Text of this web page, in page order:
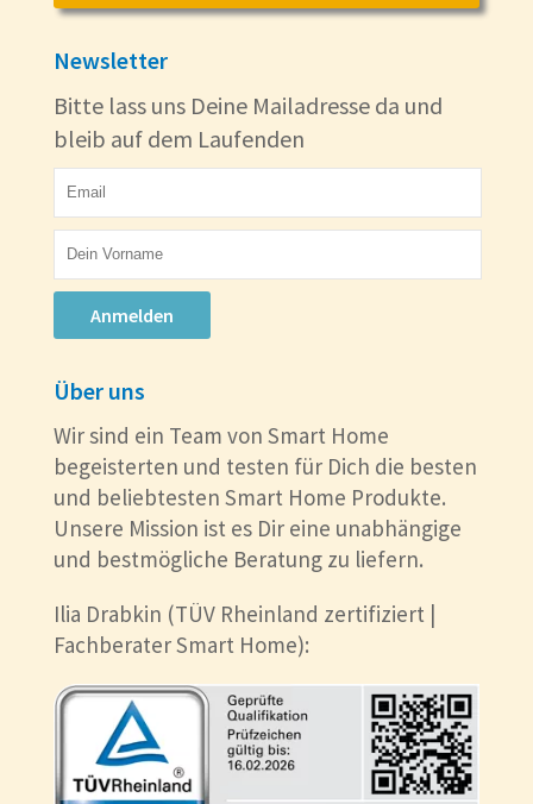
Newsletter
Bitte lass uns Deine Mailadresse da und
bleib auf dem Laufenden
Anmelden
Über uns
Wir sind ein Team von Smart Home
begeisterten und testen für Dich die besten
und beliebtesten Smart Home Produkte.
Unsere Mission ist es Dir eine unabhängige
und bestmögliche Beratung zu liefern.
Ilia Drabkin (TÜV Rheinland zertifiziert |
Fachberater Smart Home):